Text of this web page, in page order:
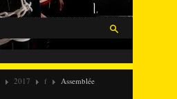
2017 f
Assemblée